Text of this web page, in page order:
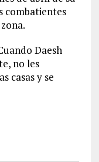
combatientes
Daesh
no les
casas y se